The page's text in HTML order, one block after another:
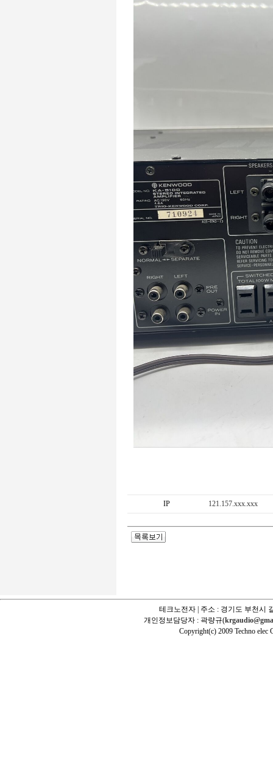
IP 121.157.xxx.xxx
테크노전자 | 주소 : 경기도 부천시
개인정보담당자 : 곽량규(
Copyright(c) 2009 Techno elec